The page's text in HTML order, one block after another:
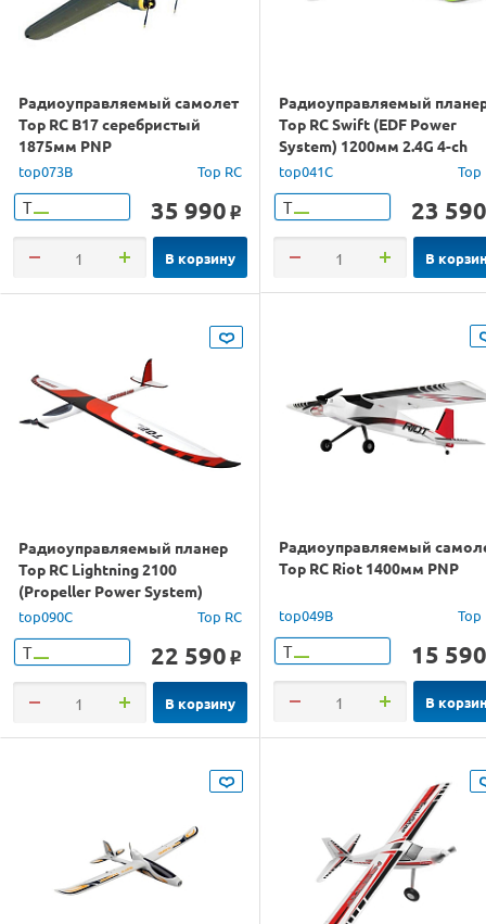
Радиоуправляемый самолет
Top RC B17 серебристый
1875мм PNP
top073B Top RC
Т 35 990 o
В корзину
Радиоуправляемый
Top RC Swift (EDF Power
System) 1200мм 2.4G 4-ch
LiPo RTF
top041C Top
Т 23 590
В
Радиоуправляемый планер
Top RC Lightning 2100
(Propeller Power System)
2100мм 2.4G 4-ch LiPo RTF
top090C Top RC
Т 22 590 o
В корзину
Радиоуправляемый
Top RC Riot 1400мм PNP
top049B Top
Т 15 590
В